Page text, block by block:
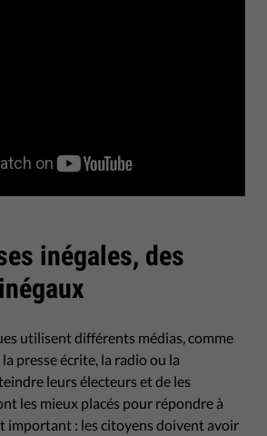
inégales, des
utilisent différents médias, comme
presse écrite, la radio ou la
leurs électeurs et de les
les mieux placés pour répondre à
important : les citoyens doivent avoir